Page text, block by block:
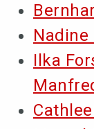
Nadine
Ilka